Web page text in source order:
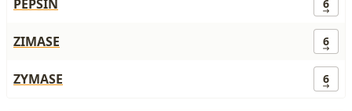
PEPSIN 6
ZIMASE 6
ZYMASE 6